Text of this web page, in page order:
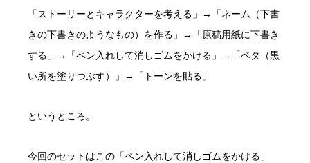
「ストーリーとキャラクターを考える」→「ネーム（下書
きの下書きのようなもの）を作る」→「原稿用紙に下書き
する」→「ペン入れして消しゴムをかける」→「ベタ（黒
い所を塗りつぶす）」→「トーンを貼る」
というところ。
今回のセットはこの「ペン入れして消しゴムをかける」